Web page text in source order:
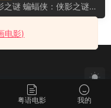
之谜 蝙蝠侠：侠影之谜
侠：开战时刻 蝙蝠侠前传
影之谜 Batman Begins
粤语电影 我的
电影)